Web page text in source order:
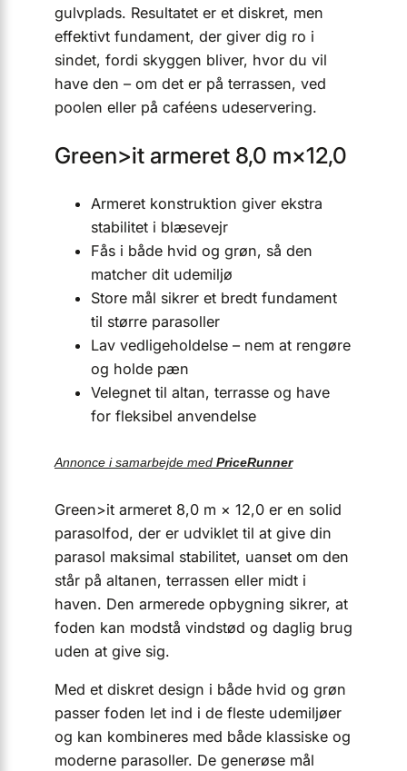
gulvplads. Resultatet er et diskret, men
effektivt fundament, der giver dig ro i
sindet, fordi skyggen bliver, hvor du vil
have den – om det er på terrassen, ved
poolen eller på caféens udeservering.
Green>it armeret 8,0 m×12,0
Armeret konstruktion giver ekstra
stabilitet i blæsevejr
Fås i både hvid og grøn, så den
matcher dit udemiljø
Store mål sikrer et bredt fundament
til større parasoller
Lav vedligeholdelse – nem at rengøre
og holde pæn
Velegnet til altan, terrasse og have
for fleksibel anvendelse
Annonce i samarbejde med PriceRunner
Green>it armeret 8,0 m × 12,0 er en solid
parasolfod, der er udviklet til at give din
parasol maksimal stabilitet, uanset om den
står på altanen, terrassen eller midt i
haven. Den armerede opbygning sikrer, at
foden kan modstå vindstød og daglig brug
uden at give sig.
Med et diskret design i både hvid og grøn
passer foden let ind i de fleste udemiljøer
og kan kombineres med både klassiske og
moderne parasoller. De generøse mål